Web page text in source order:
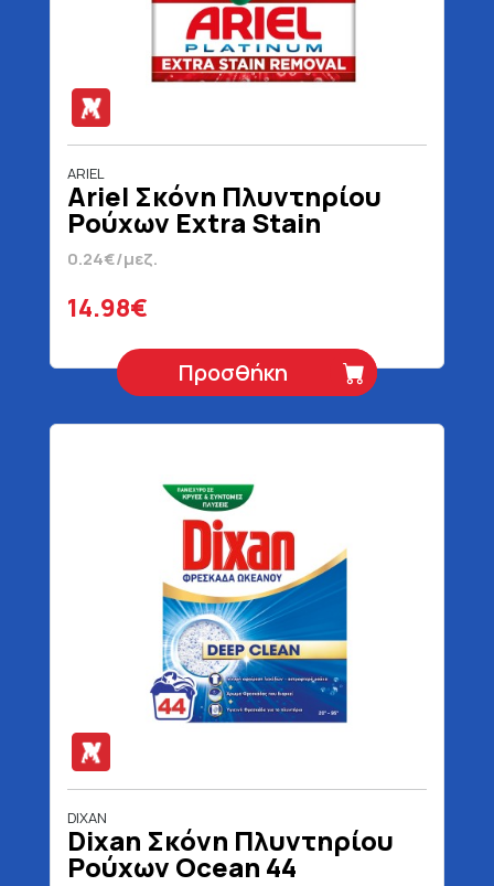
ARIEL
Ariel Σκόνη Πλυντηρίου
Ρούχων Extra Stain
Removal 62 Μεζούρες
4030 gr
0.24€/μεζ.
14.98€
Προσθήκη
DIXAN
Dixan Σκόνη Πλυντηρίου
Ρούχων Ocean 44